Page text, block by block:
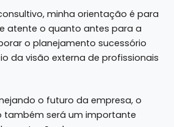
minha orientação é para
atente o quanto antes para a
o planejamento sucessório
da visão externa de profissionais
o futuro da empresa, o
também será um importante